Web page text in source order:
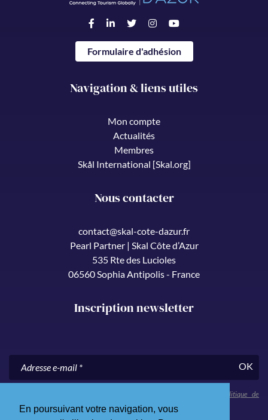
En poursuivant votre navigation, vous
Formulaire d'adhésion
Navigation & liens utiles
Mon compte
Actualités
Membres
Skål International [Skal.org]
Nous contacter
contact@skal-cote-dazur.fr
Pearl Partner | Skal Côte d’Azur
535 Rte des Lucioles
06560 Sophia Antipolis - France
Inscription newsletter
OK
politique de
confidentialité